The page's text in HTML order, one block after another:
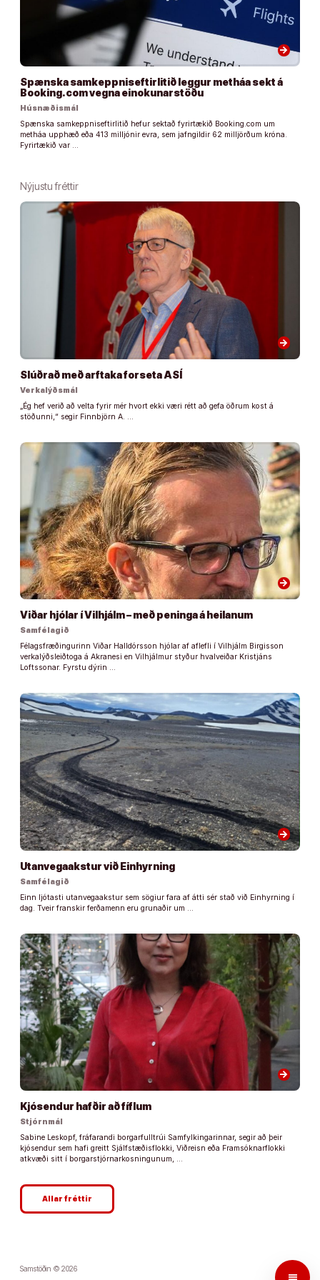
menu
arrow_forward
Spænska samkeppniseftirlitið leggur metháa sekt á
Booking.com vegna einokunarstöðu
Húsnæðismál
Spænska samkeppniseftirlitið hefur sektað fyrirtækið Booking.com um
metháa upphæð eða 413 milljónir evra, sem jafngildir 62 milljörðum króna.
Fyrirtækið var …
Nýjustu fréttir
arrow_forward
Slúðrað með arftaka forseta ASÍ
Verkalýðsmál
„Ég hef verið að velta fyrir mér hvort ekki væri rétt að gefa öðrum kost á
stöðunni,“ segir Finnbjörn A. …
arrow_forward
Viðar hjólar í Vilhjálm – með peninga á heilanum
Samfélagið
Félagsfræðingurinn Viðar Halldórsson hjólar af aflefli í Vilhjálm Birgisson
verkalýðsleiðtoga á Akranesi en Vilhjálmur styður hvalveiðar Kristjáns
Loftssonar. Fyrstu dýrin …
arrow_forward
Utanvegaakstur við Einhyrning
Samfélagið
Einn ljótasti utanvegaakstur sem sögiur fara af átti sér stað við Einhyrning í
dag. Tveir franskir ferðamenn eru grunaðir um …
arrow_forward
Kjósendur hafðir að fíflum
Stjórnmál
Sabine Leskopf, fráfarandi borgarfulltrúi Samfylkingarinnar, segir að þeir
kjósendur sem hafi greitt Sjálfstæðisflokki, Viðreisn eða Framsóknarflokki
atkvæði sitt í borgarstjórnarkosningunum, …
Allar fréttir
Samstöðin © 2026